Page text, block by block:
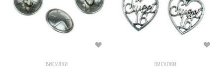
ВИСУЛКИ ВИСУЛКИ